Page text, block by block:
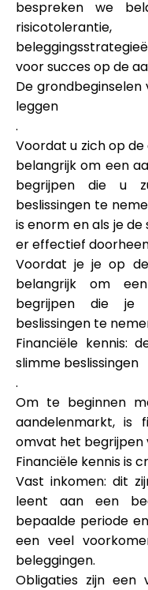
bespreken we
voor succes op de
De grondbeginselen
leggen
.
Voordat u zich op
belangrijk om een
begrijpen die u
beslissingen te
is enorm en als je
er effectief
Voordat je je op
belangrijk om
begrijpen die je
beslissingen te
Financiële kennis:
slimme beslissingen
.
Om te beginnen
aandelenmarkt, is
omvat het begrijpen
Financiële kennis is
Vast inkomen: dit
leent aan een
bepaalde periode
een veel
beleggingen.
Obligaties zijn een